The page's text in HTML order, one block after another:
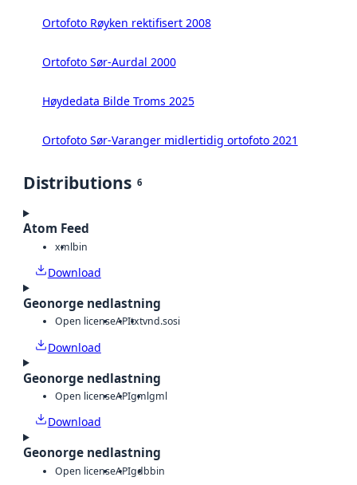
Ortofoto Røyken rektifisert 2008
Ortofoto Sør-Aurdal 2000
Høydedata Bilde Troms 2025
Ortofoto Sør-Varanger midlertidig ortofoto 2021
Distributions 6
Atom Feed
xmlbin
Download
Geonorge nedlastning
Open licenseAPItxtvnd.sosi
Download
Geonorge nedlastning
Open licenseAPIgmlgml
Download
Geonorge nedlastning
Open licenseAPIgdbbin